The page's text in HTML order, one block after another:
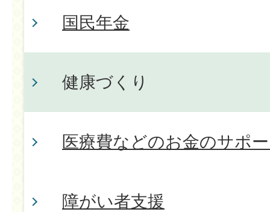
国民年金
健康づくり
医療費などのお金のサポ
障がい者支援